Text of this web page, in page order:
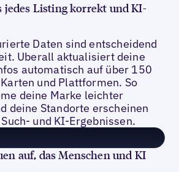
jedes Listing korrekt und KI-
Daten sind entscheidend
Uberall aktualisiert deine
automatisch auf über 150
und Plattformen. So
deine Marke leichter
deine Standorte erscheinen
und KI-Ergebnissen.
auf, das Menschen und KI